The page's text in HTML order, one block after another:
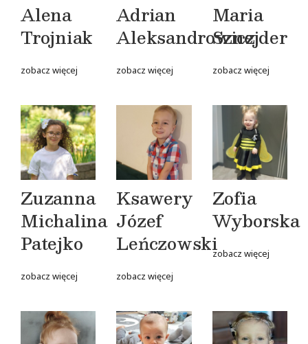
Alena
Trojniak
zobacz więcej
Adrian
Aleksandrowicz
zobacz więcej
Maria
Sznejder
zobacz więcej
Zuzanna
Michalina
Patejko
zobacz więcej
Ksawery
Józef
Leńczowski
zobacz więcej
Zofia
Wyborska
zobacz więcej